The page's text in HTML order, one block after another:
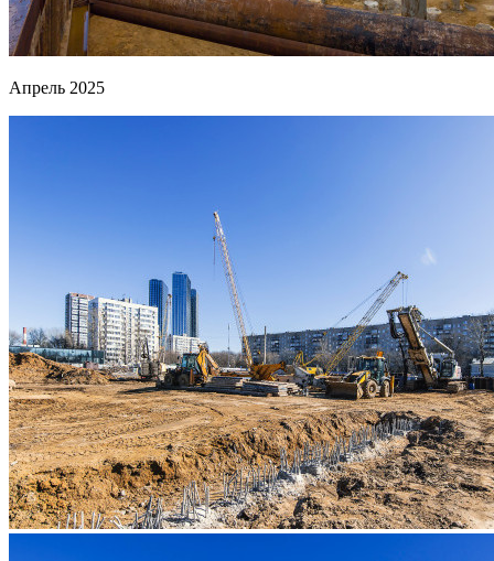
Апрель 2025